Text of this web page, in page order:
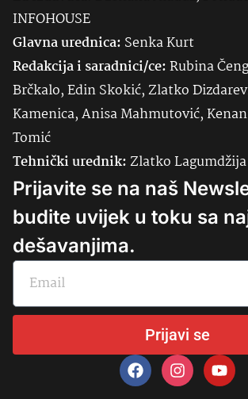
INFOHOUSE
Glavna urednica: SenkaKurt
Redakcija i saradnici/ce:Rubina
Brčkalo, Edin Skokić, Zlatko
Kamenica, Anisa Mahmutović,
Tomić
Tehnički urednik:Zlatko Lagumdžija
Prijavite se na naš
budite uvijek u toku sa
dešavanjima.
Prijavi se